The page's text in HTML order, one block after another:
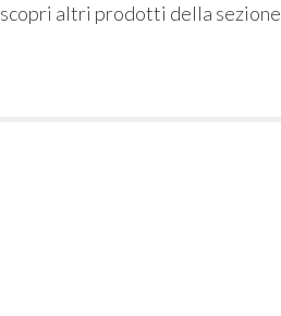
scopri altri prodotti della sezione